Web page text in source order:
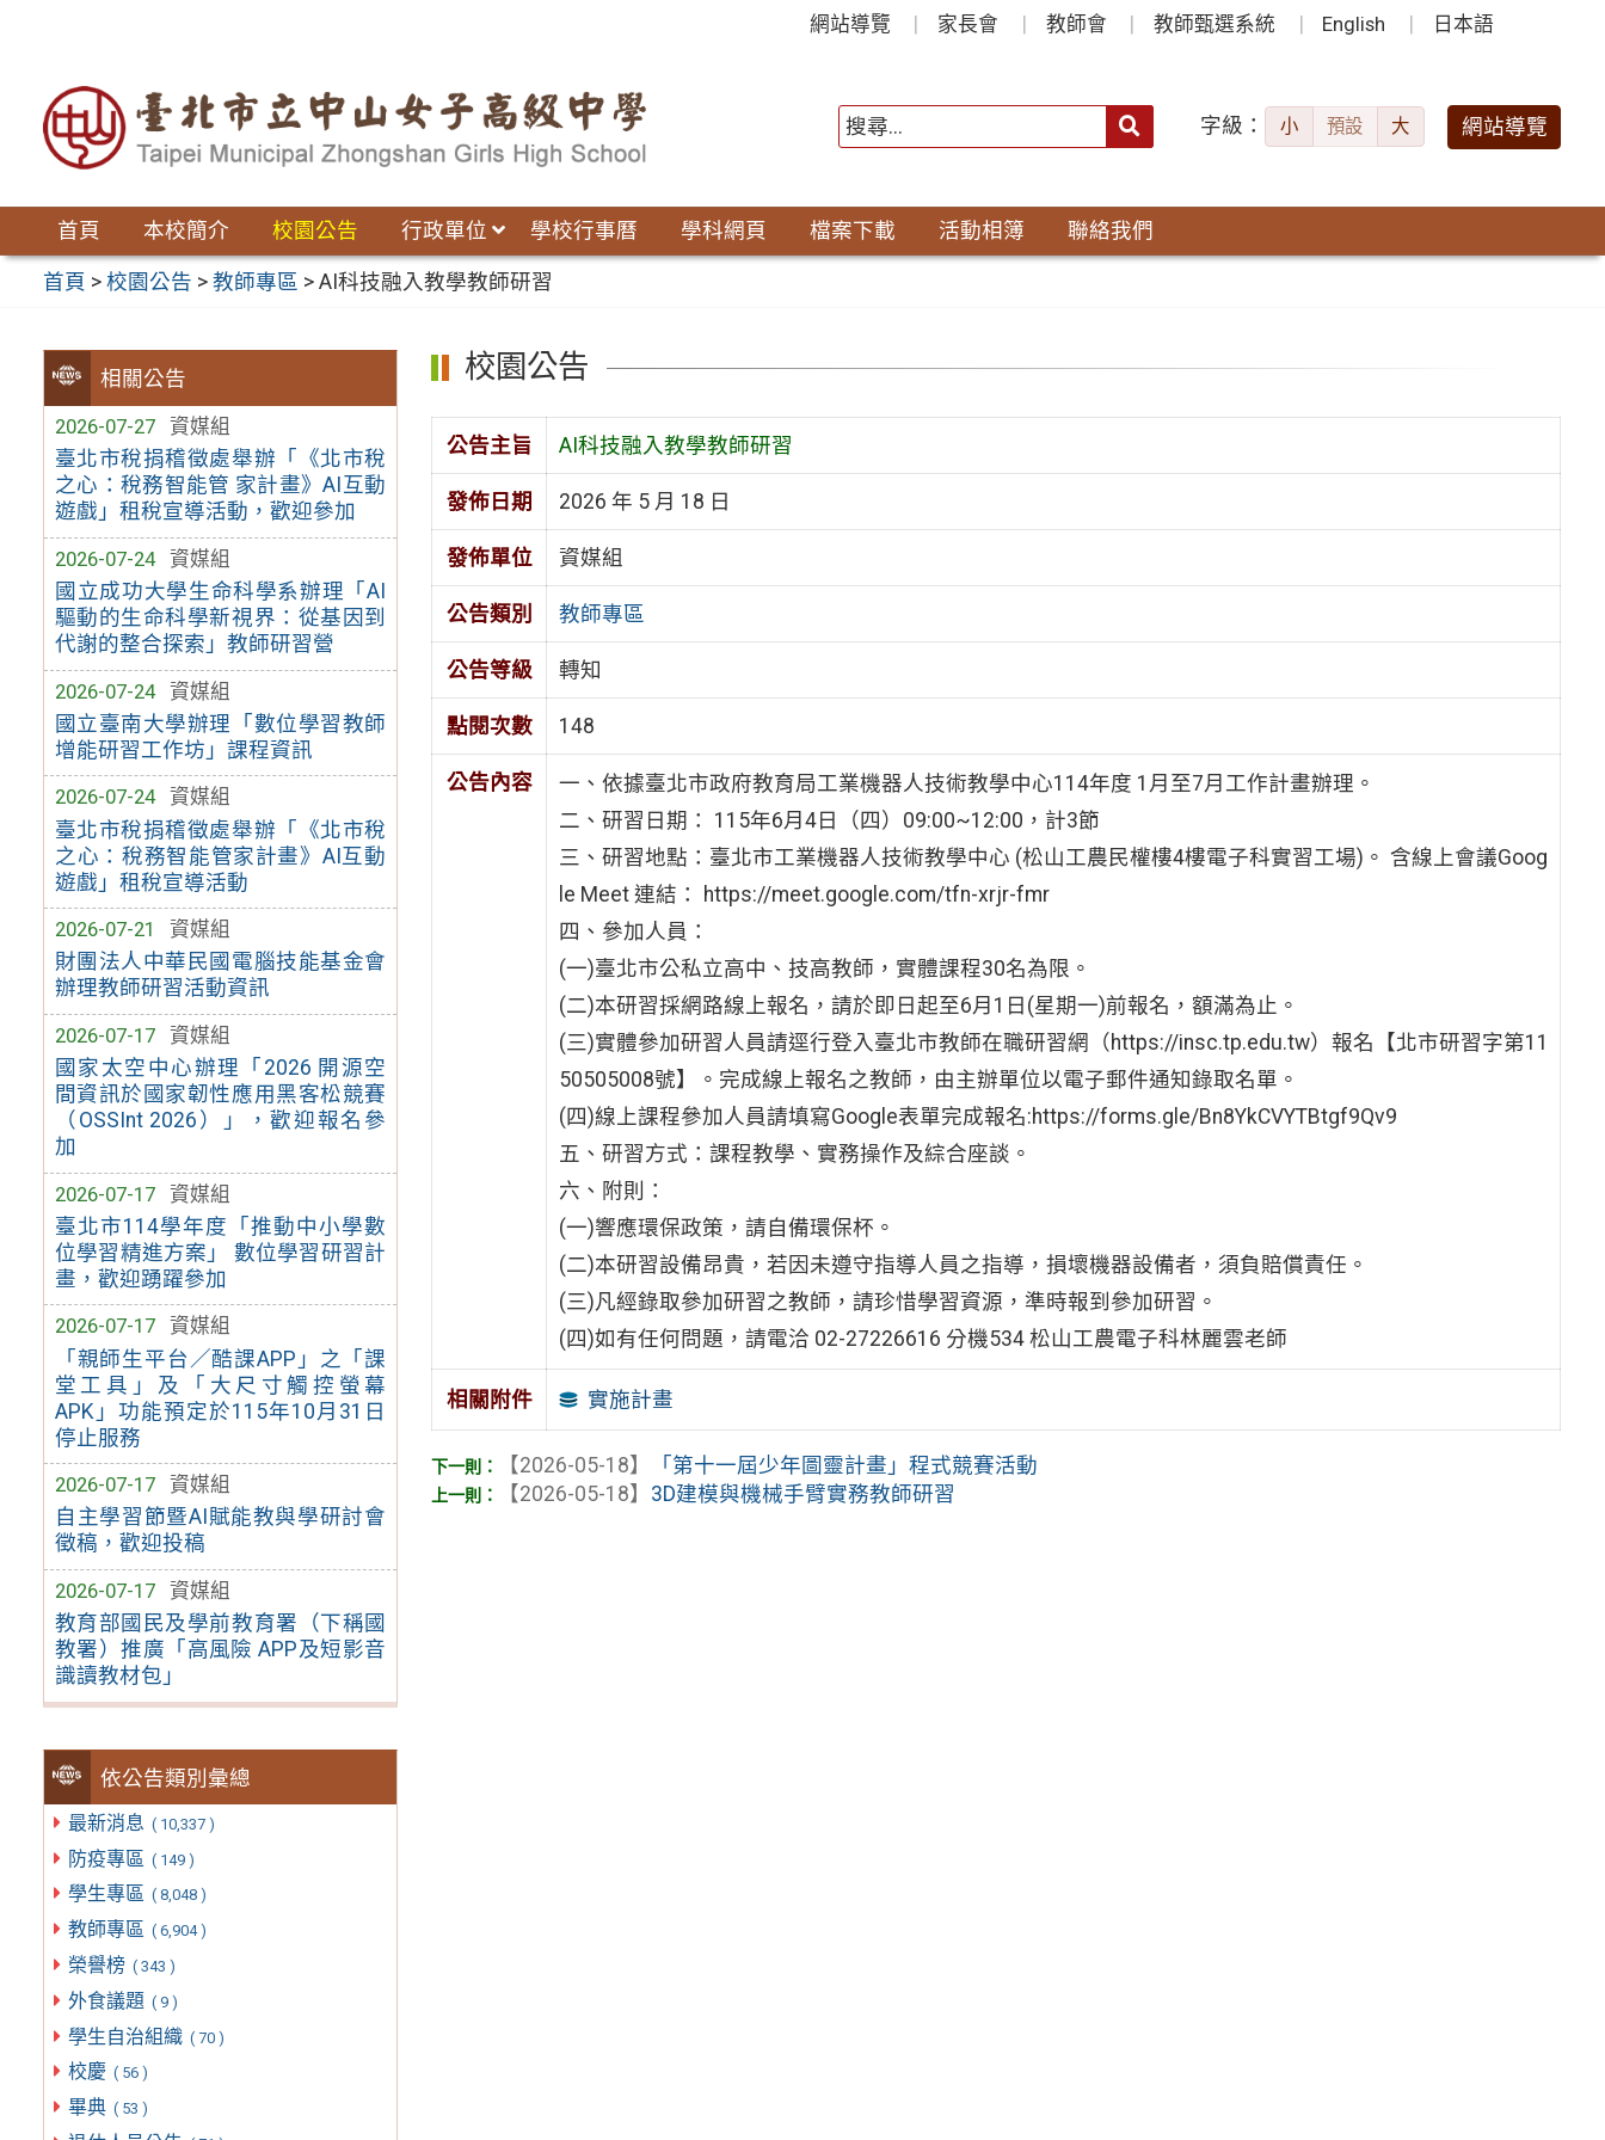
網站導覽 家長會 教師會 教師甄選系統 English 日本語
字級： 小 預設 大 網站導覽
首頁 本校簡介 校園公告 行政單位 學校行事曆 學科網頁 檔案下載 活動相簿 聯絡我們
首頁 >校園公告 >教師專區 >AI科技融入教學教師研習
相關公告
2026-07-27
資媒組
臺北市稅捐稽徵處舉辦「《北市稅
之心：稅務智能管 家計畫》AI互動
遊戲」租稅宣導活動，歡迎參加
2026-07-24
資媒組
國立成功大學生命科學系辦理「AI
驅動的生命科學新視界：從基因到
代謝的整合探索」教師研習營
2026-07-24
資媒組
國立臺南大學辦理「數位學習教師
增能研習工作坊」課程資訊
2026-07-24
資媒組
臺北市稅捐稽徵處舉辦「《北市稅
之心：稅務智能管家計畫》AI互動
遊戲」租稅宣導活動
2026-07-21
資媒組
財團法人中華民國電腦技能基金會
辦理教師研習活動資訊
2026-07-17
資媒組
國家太空中心辦理「2026 開源空
間資訊於國家韌性應用黑客松競賽
（OSSInt 2026）」，歡迎報名參
加
2026-07-17
資媒組
臺北市114學年度「推動中小學數
位學習精進方案」 數位學習研習計
畫，歡迎踴躍參加
2026-07-17
資媒組
「親師生平台／酷課APP」之「課
堂工具」及「大尺寸觸控螢幕
APK」功能預定於115年10月31日
停止服務
2026-07-17
資媒組
自主學習節暨AI賦能教與學研討會
徵稿，歡迎投稿
2026-07-17
資媒組
教育部國民及學前教育署（下稱國
教署）推廣「高風險 APP及短影音
識讀教材包」
依公告類別彙總
最新消息 ( 10,337 )
防疫專區 ( 149 )
學生專區 ( 8,048 )
教師專區 ( 6,904 )
榮譽榜 ( 343 )
外食議題 ( 9 )
學生自治組織 ( 70 )
校慶 ( 56 )
畢典 ( 53 )
校園公告
公告主旨 AI科技融入教學教師研習
發佈日期 2026 年 5 月 18 日
發佈單位 資媒組
公告類別 教師專區
公告等級 轉知
點閱次數 148
公告內容
一、依據臺北市政府教育局工業機器人技術教學中心114年度 1月至7月工作計畫辦理。
二、研習日期： 115年6月4日（四）09:00~12:00，計3節
三、研習地點：臺北市工業機器人技術教學中心 (松山工農民權樓4樓電子科實習工場)。 含線上會議Goog
le Meet 連結： https://meet.google.com/tfn-xrjr-fmr
四、參加人員：
(一)臺北市公私立高中、技高教師，實體課程30名為限。
(二)本研習採網路線上報名，請於即日起至6月1日(星期一)前報名，額滿為止。
(三)實體參加研習人員請逕行登入臺北市教師在職研習網（https://insc.tp.edu.tw）報名【北市研習字第11
50505008號】。完成線上報名之教師，由主辦單位以電子郵件通知錄取名單。
(四)線上課程參加人員請填寫Google表單完成報名:https://forms.gle/Bn8YkCVYTBtgf9Qv9
五、研習方式：課程教學、實務操作及綜合座談。
六、附則：
(一)響應環保政策，請自備環保杯。
(二)本研習設備昂貴，若因未遵守指導人員之指導，損壞機器設備者，須負賠償責任。
(三)凡經錄取參加研習之教師，請珍惜學習資源，準時報到參加研習。
(四)如有任何問題，請電洽 02-27226616 分機534 松山工農電子科林麗雲老師
相關附件 實施計畫
【2026-05-18】
「第十一屆少年圖靈計畫」程式競賽活動
【2026-05-18】 3D建模與機械手臂實務教師研習